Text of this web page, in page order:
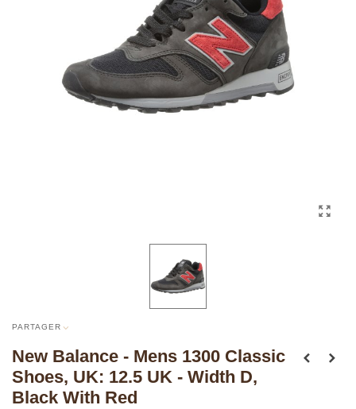
PARTAGER
New Balance - Mens 1300 Classic
Shoes, UK: 12.5 UK - Width D,
Black With Red